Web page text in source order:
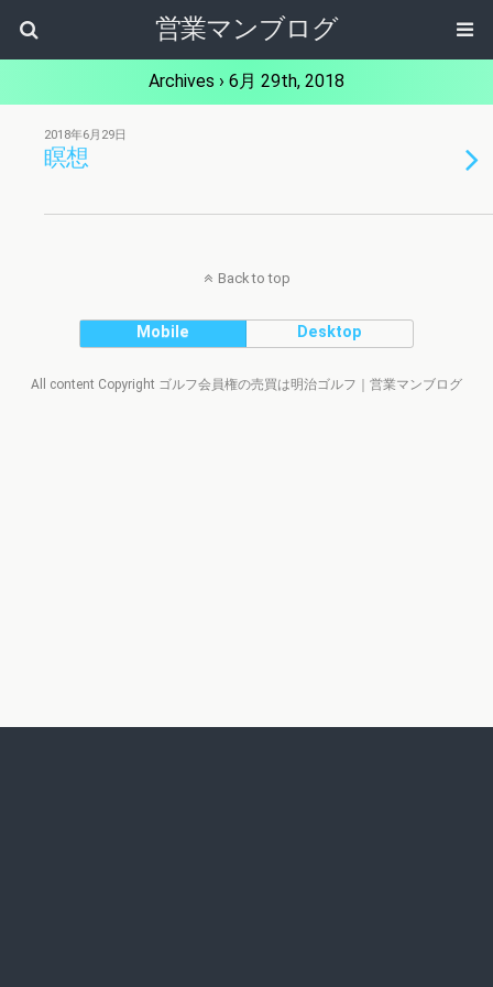
営業マンブログ
Archives › 6月 29th, 2018
2018年6月29日
瞑想
Back to top
Mobile Desktop
All content Copyright ゴルフ会員権の売買は明治ゴルフ｜営業マンブログ